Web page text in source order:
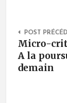
Post
POST
Micro-
A la
demain